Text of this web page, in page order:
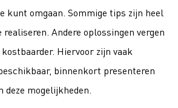
kunt omgaan. Sommige tips zijn heel
realiseren. Andere oplossingen vergen
Hiervoor zijn vaak
binnenkort presenteren
mogelijkheden.